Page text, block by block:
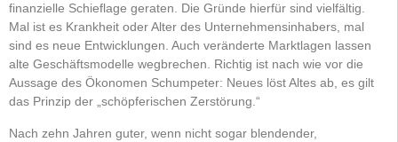
finanzielle Schieflage geraten. Die Gründe hierfür sind vielfältig.
Mal ist es Krankheit oder Alter des Unternehmensinhabers, mal
sind es neue Entwicklungen. Auch veränderte Marktlagen lassen
alte Geschäftsmodelle wegbrechen. Richtig ist nach wie vor die
Aussage des Ökonomen Schumpeter: Neues löst Altes ab, es gilt
das Prinzip der „schöpferischen Zerstörung.“
Nach zehn Jahren guter, wenn nicht sogar blendender,